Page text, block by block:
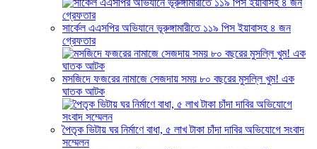
সার্কেল এএসপির অভিযানে ভূরুঙ্গামারীতে ১১৯ পিস ইয়াবাসহ ৪ জন
গ্রেফতার
মসজিদে ফজরের নামাজে সেজদায় সময় ৮০ বছরের মুসল্লি খুম! এক
ঘাতক আটক
পৈতৃক ভিটায় ঘর নির্মাণে বাধা, ৫ লাখ টাকা চাঁদা দাবির অভিযোগে সংবাদ
সম্মেলন